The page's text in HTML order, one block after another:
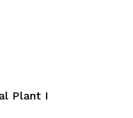
Plant I